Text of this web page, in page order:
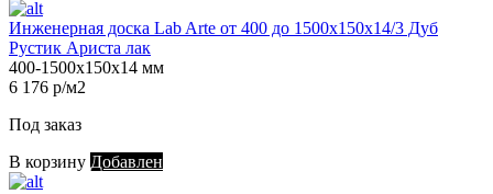
Инженерная доска Lab Arte от 400 до 1500х150х14/3 Дуб
Рустик Ариста лак
400-1500х150х14 мм
6 176 р/м2
Под заказ
В корзину Добавлен